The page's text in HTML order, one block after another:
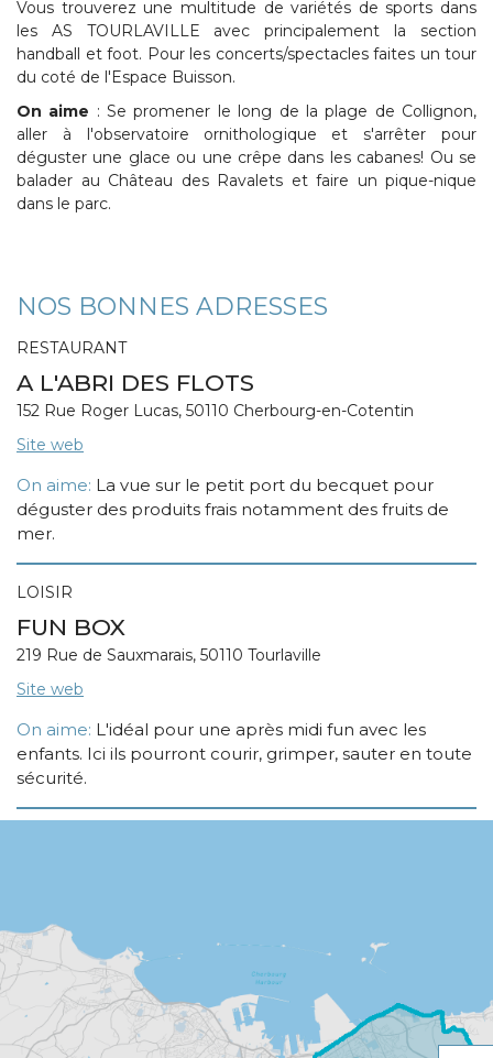
Vous trouverez une multitude de variétés de sports dans
les AS TOURLAVILLE avec principalement la section
handball et foot. Pour les concerts/spectacles faites un tour
du coté de l'Espace Buisson.
On aime : Se promener le long de la plage de Collignon,
aller à l'observatoire ornithologique et s'arrêter pour
déguster une glace ou une crêpe dans les cabanes! Ou se
balader au Château des Ravalets et faire un pique-nique
dans le parc.
NOS BONNES ADRESSES
RESTAURANT
A L'ABRI DES FLOTS
152 Rue Roger Lucas, 50110 Cherbourg-en-Cotentin
Site web
On aime: La vue sur le petit port du becquet pour
déguster des produits frais notamment des fruits de
mer.
LOISIR
FUN BOX
219 Rue de Sauxmarais, 50110 Tourlaville
Site web
On aime: L'idéal pour une après midi fun avec les
enfants. Ici ils pourront courir, grimper, sauter en toute
sécurité.